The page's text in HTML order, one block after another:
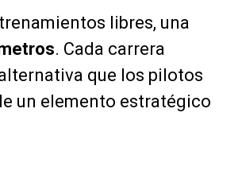
libres, una
. Cada carrera
que los pilotos
un elemento estratégico